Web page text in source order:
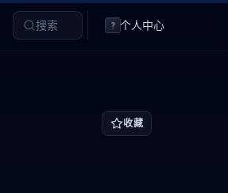
搜索 ? 个人中心
收藏